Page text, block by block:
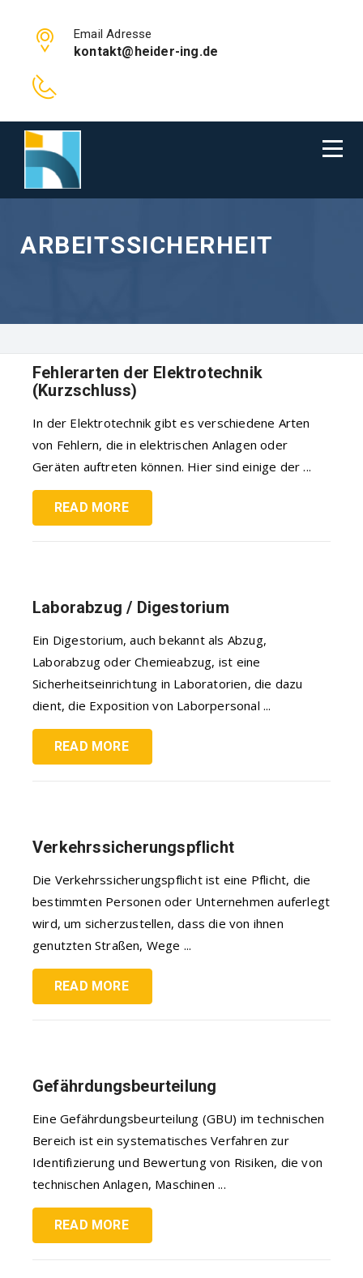
Email Adresse
kontakt@heider-ing.de
ARBEITSSICHERHEIT
Fehlerarten der Elektrotechnik
(Kurzschluss)
In der Elektrotechnik gibt es verschiedene Arten
von Fehlern, die in elektrischen Anlagen oder
Geräten auftreten können. Hier sind einige der ...
READ MORE
Laborabzug / Digestorium
Ein Digestorium, auch bekannt als Abzug,
Laborabzug oder Chemieabzug, ist eine
Sicherheitseinrichtung in Laboratorien, die dazu
dient, die Exposition von Laborpersonal ...
READ MORE
Verkehrssicherungspflicht
Die Verkehrssicherungspflicht ist eine Pflicht, die
bestimmten Personen oder Unternehmen auferlegt
wird, um sicherzustellen, dass die von ihnen
genutzten Straßen, Wege ...
READ MORE
Gefährdungsbeurteilung
Eine Gefährdungsbeurteilung (GBU) im technischen
Bereich ist ein systematisches Verfahren zur
Identifizierung und Bewertung von Risiken, die von
technischen Anlagen, Maschinen ...
READ MORE